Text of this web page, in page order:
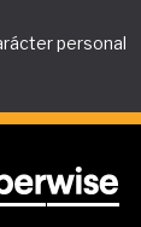
personal